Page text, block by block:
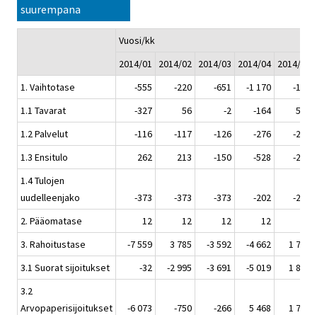
suurempana
Vuosi/kk
2014/01
2014/02 2014/03 2014/04 2014/05
1. Vaihtotase
-555 -220 -651 -1 170
-199
1.1 Tavarat
-327 56 -2 -164
532
1.2 Palvelut
-116 -117 -126 -276
-281
1.3 Ensitulo
262 213 -150 -528
-247
1.4 Tulojen
uudelleenjako
-373 -373 -373 -202
-202
2. Pääomatase
12 12 12 12
3. Rahoitustase
-7 559 3 785 -3 592 -4 662
1 700
3.1 Suorat sijoitukset
-32 -2 995 -3 691 -5 019
1 885
3.2
Arvopaperisijoitukset
-6 073 -750 -266 5 468
1 719